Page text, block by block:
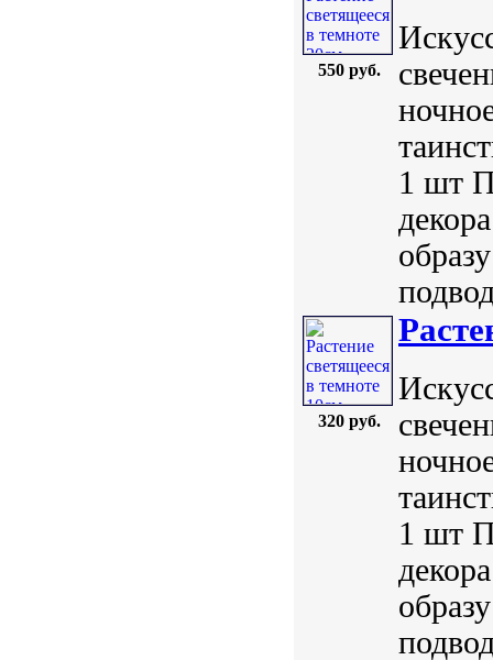
550 руб.
1 шт
320 руб.
1 шт